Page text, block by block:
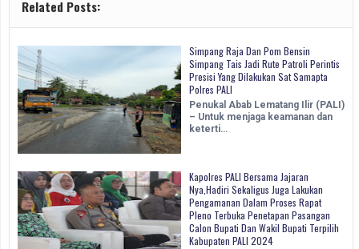
Related Posts:
Simpang Raja Dan Pom Bensin
Simpang Tais Jadi Rute Patroli Perintis
Presisi Yang Dilakukan Sat Samapta
Polres PALI
Penukal Abab Lematang Ilir (PALI)
– Untuk menjaga keamanan dan
keterti…
Kapolres PALI Bersama Jajaran
Nya,Hadiri Sekaligus Juga Lakukan
Pengamanan Dalam Proses Rapat
Pleno Terbuka Penetapan Pasangan
Calon Bupati Dan Wakil Bupati Terpilih
Kabupaten PALI 2024